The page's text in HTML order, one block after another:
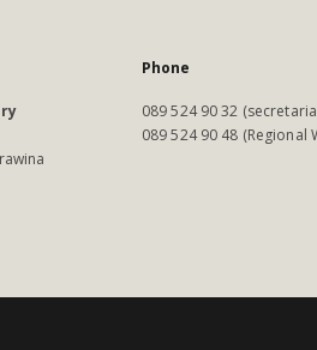
Phone
089 524 90 32
089 524 90 48 (Regional